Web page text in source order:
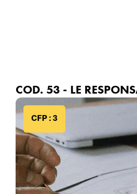
COD. 53 - LE
CFP : 3